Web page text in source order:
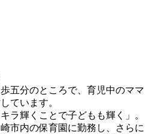
五分のところで、育児中のママ
ています。
ラ輝くことで子どもも輝く」。
市内の保育園に勤務し、さらに